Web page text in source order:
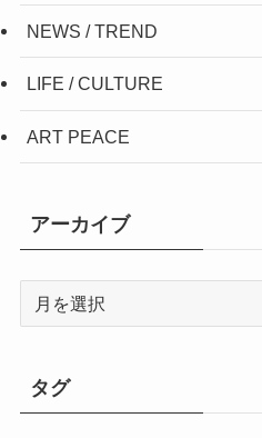
NEWS / TREND
LIFE / CULTURE
ART PEACE
アーカイブ
ブ
タグ